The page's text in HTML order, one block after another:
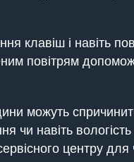
клавіш і навіть
повітрям
можуть
чи навіть
центру